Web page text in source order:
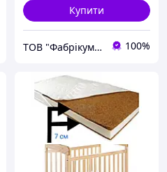
Купити
ТОВ "Фабрікум" - магазин ортопедичних матрасів 100%